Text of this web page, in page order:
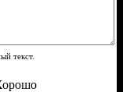
текст.